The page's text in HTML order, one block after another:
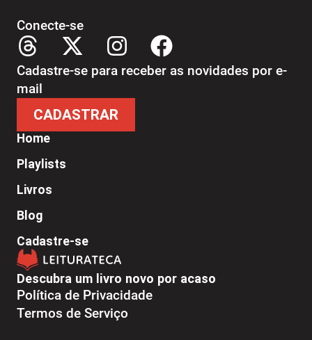
Descubra um livro novo por acaso
Política de Privacidade
Termos de Serviço
Home
Playlists
Livros
Blog
Cadastre-se
Conecte-se
Cadastre-se para receber as novidades por e-
mail
CADASTRAR